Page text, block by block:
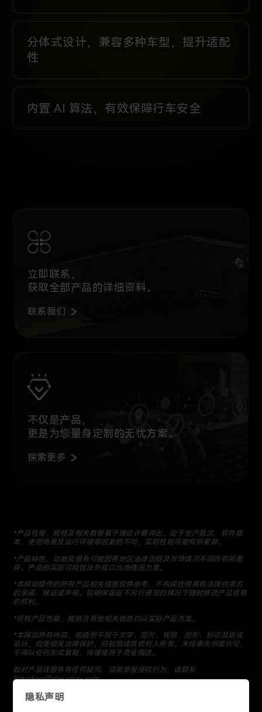
分体式设计，兼容多种车型，提升适配
性
内置 AI 算法，有效保障行车安全
立即联系，
获取全部产品的详细资料。
联系我们
不仅是产品，
更是为您量身定制的无忧方案。
探索更多
*产品性能、规格及相关数据基于理论计算得出。由于生产批次、软件版
本、使用场景及运行环境等因素的不同，实际性能可能有所差异。
*产品特性、功能及服务可能因各地区法律法规及市场情况不同而有所差
异。产品的实际可用性及外观以当地情况为准。
*本网站提供的所有产品相关信息仅供参考，不构成任何具有法律约束力
的承诺、保证或声明。锐明保留在不另行通知的情况下随时修改产品信息
的权利。
*所有产品性能、规格及其他相关信息均以实际产品为准。
*本网站所有内容，包括但不限于文字、图片、视频、图形、标识及版式
设计，均受相关法律保护，归锐明或其权利人所有。未经事先书面许可，
不得以任何形式复制、传播或用于商业用途。
如对产品或服务有任何疑问，或需举报侵权行为，请联系：
Branding@streamax.com